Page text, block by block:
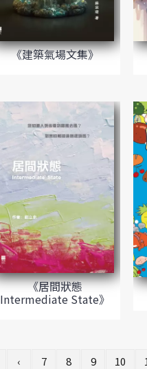
《建築氣場文集》
《居間狀態
Intermediate State》
‹ 7 8 9 10